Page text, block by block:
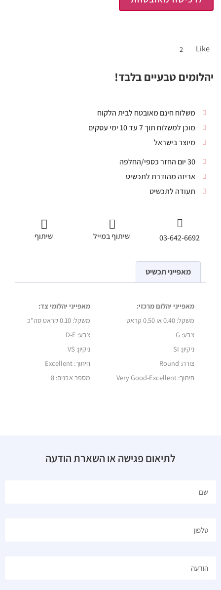
Like
2
יהלומים טבעיים בלבד!
משלוח חינם מאובטח לבית הלקוח
מוכן למשלוח תוך 7 עד 10 ימי עסקים
מיוצר בישראל
30 יום החזר כספי/החלפה
אריזה מהודרת לתכשיט
תעודה לתכשיט
03-642-6692 שיתוף במייל שיתוף
מאפייני תכשיט
מאפייני יהלום מרכזי:
מאפייני יהלומי צד:
משקל: 0.40 או 0.50 קראט משקל: 0.10 קראט סה"כ
צבע: G
צבע: D-E
ניקיון: SI
ניקיון: VS
צורה: Round
חיתוך: Excellent
חיתוך: Very Good-Excellent
מספר אבנים: 8
לתיאום פגישה או השארת הודעה